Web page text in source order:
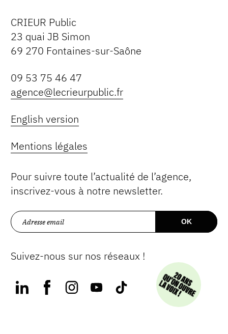
CRIEUR Public
23 quai JB Simon
69 270 Fontaines-sur-Saône
09 53 75 46 47
agence@lecrieurpublic.fr
English version
Mentions légales
Pour suivre toute l’actualité de l’agence,
inscrivez-vous à notre newsletter.
Suivez-nous sur nos réseaux !